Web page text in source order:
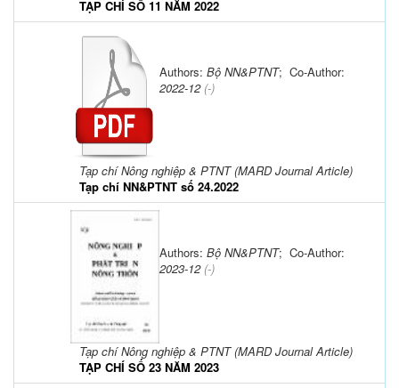
TẠP CHÍ SỐ 11 NĂM 2022
Tạp chí Nông nghiệp & PTNT (MARD Journal Article)
Tạp chí NN&PTNT số 24.2022
Authors: Bộ NN&PTNT; Co-Author:
2022-12(-)
Tạp chí Nông nghiệp & PTNT (MARD Journal Article)
TẠP CHÍ SỐ 23 NĂM 2023
Authors: Bộ NN&PTNT; Co-Author:
2023-12(-)